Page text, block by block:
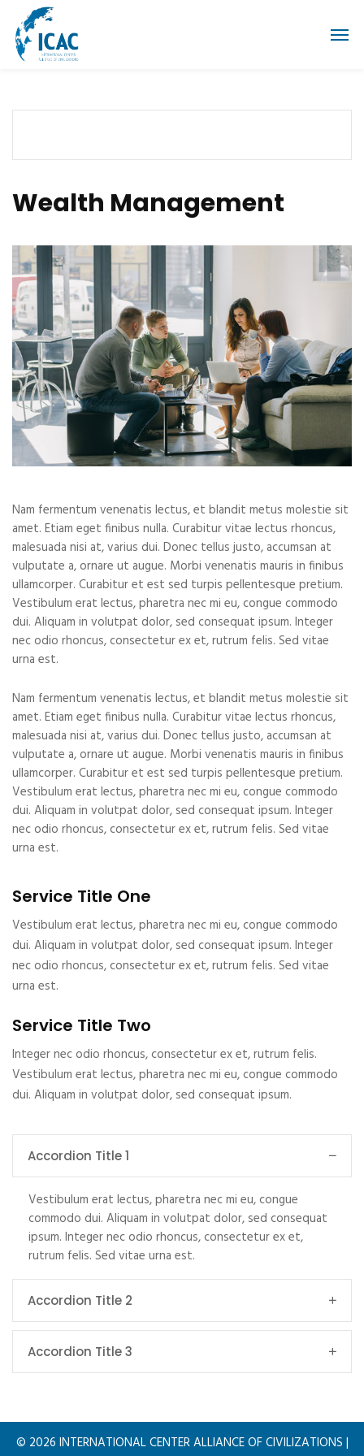
Wealth Management
Nam fermentum venenatis lectus, et blandit metus molestie sit
amet. Etiam eget finibus nulla. Curabitur vitae lectus rhoncus,
malesuada nisi at, varius dui. Donec tellus justo, accumsan at
vulputate a, ornare ut augue. Morbi venenatis mauris in finibus
ullamcorper. Curabitur et est sed turpis pellentesque pretium.
Vestibulum erat lectus, pharetra nec mi eu, congue commodo
dui. Aliquam in volutpat dolor, sed consequat ipsum. Integer
nec odio rhoncus, consectetur ex et, rutrum felis. Sed vitae
urna est.
Nam fermentum venenatis lectus, et blandit metus molestie sit
amet. Etiam eget finibus nulla. Curabitur vitae lectus rhoncus,
malesuada nisi at, varius dui. Donec tellus justo, accumsan at
vulputate a, ornare ut augue. Morbi venenatis mauris in finibus
ullamcorper. Curabitur et est sed turpis pellentesque pretium.
Vestibulum erat lectus, pharetra nec mi eu, congue commodo
dui. Aliquam in volutpat dolor, sed consequat ipsum. Integer
nec odio rhoncus, consectetur ex et, rutrum felis. Sed vitae
urna est.
Service Title One
Vestibulum erat lectus, pharetra nec mi eu, congue commodo
dui. Aliquam in volutpat dolor, sed consequat ipsum. Integer
nec odio rhoncus, consectetur ex et, rutrum felis. Sed vitae
urna est.
Service Title Two
Integer nec odio rhoncus, consectetur ex et, rutrum felis.
Vestibulum erat lectus, pharetra nec mi eu, congue commodo
dui. Aliquam in volutpat dolor, sed consequat ipsum.
Accordion Title 1
Vestibulum erat lectus, pharetra nec mi eu, congue
commodo dui. Aliquam in volutpat dolor, sed consequat
ipsum. Integer nec odio rhoncus, consectetur ex et,
rutrum felis. Sed vitae urna est.
Accordion Title 2
Accordion Title 3
© 2026 INTERNATIONAL CENTER ALLIANCE OF CIVILIZATIONS |